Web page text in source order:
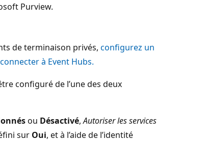
Purview.
de terminaison privés, configurez un
à Event Hubs.
configuré de l’une des deux
ou Désactivé,Autoriser les services
sur Oui, et à l’aide de l’identité